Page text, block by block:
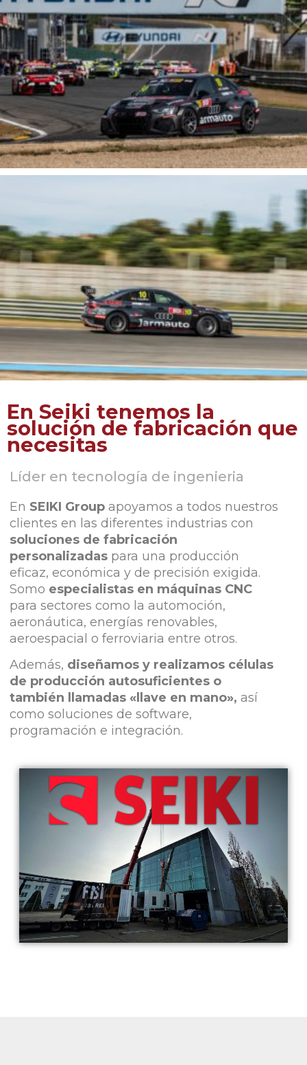
En Seiki tenemos la
solución de fabricación que
necesitas
Líder en tecnología de ingenieria
En SEIKI Group apoyamos a todos nuestros
clientes en las diferentes industrias con
soluciones de fabricación
personalizadas para una producción
eficaz, económica y de precisión exigida.
Somo especialistas en máquinas CNC
para sectores como la automoción,
aeronáutica, energías renovables,
aeroespacial o ferroviaria entre otros.
Además, diseñamos y realizamos células
de producción autosuficientes o
también llamadas «llave en mano», así
como soluciones de software,
programación e integración.